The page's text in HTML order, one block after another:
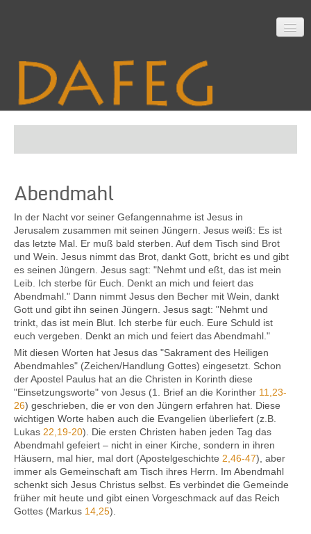
Mitarbeit
Material
Themen
Kontakt
Abendmahl
In der Nacht vor seiner Gefangennahme ist Jesus in
Jerusalem zusammen mit seinen Jüngern. Jesus weiß: Es ist
das letzte Mal. Er muß bald sterben. Auf dem Tisch sind Brot
und Wein. Jesus nimmt das Brot, dankt Gott, bricht es und gibt
es seinen Jüngern. Jesus sagt: "Nehmt und eßt, das ist mein
Leib. Ich sterbe für Euch. Denkt an mich und feiert das
Abendmahl." Dann nimmt Jesus den Becher mit Wein, dankt
Gott und gibt ihn seinen Jüngern. Jesus sagt: "Nehmt und
trinkt, das ist mein Blut. Ich sterbe für euch. Eure Schuld ist
euch vergeben. Denkt an mich und feiert das Abendmahl."
Mit diesen Worten hat Jesus das "Sakrament des Heiligen
Abendmahles" (Zeichen/Handlung Gottes) eingesetzt. Schon
der Apostel Paulus hat an die Christen in Korinth diese
"Einsetzungsworte" von Jesus (1. Brief an die Korinther 11,23-
26) geschrieben, die er von den Jüngern erfahren hat. Diese
wichtigen Worte haben auch die Evangelien überliefert (z.B.
Lukas 22,19-20). Die ersten Christen haben jeden Tag das
Abendmahl gefeiert – nicht in einer Kirche, sondern in ihren
Häusern, mal hier, mal dort (Apostelgeschichte 2,46-47), aber
immer als Gemeinschaft am Tisch ihres Herrn. Im Abendmahl
schenkt sich Jesus Christus selbst. Es verbindet die Gemeinde
früher mit heute und gibt einen Vorgeschmack auf das Reich
Gottes (Markus 14,25).